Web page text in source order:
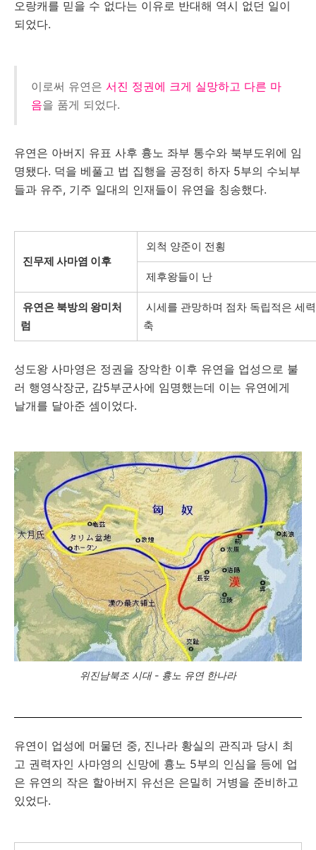
오랑캐를 믿을 수 없다는 이유로 반대해 역시 없던 일이
되었다.
이로써 유연은 서진 정권에 크게 실망하고 다른 마
음을 품게 되었다.
유연은 아버지 유표 사후 흉노 좌부 통수와 북부도위에 임
명됐다. 덕을 베풀고 법 집행을 공정히 하자 5부의 수뇌부
들과 유주, 기주 일대의 인재들이 유연을 칭송했다.
진무제 사마염 이후
외척 양준이 전횡
제후왕들이 난
유연은 북방의 왕미처
럼
시세를 관망하며 점차 독립적은 세
축
성도왕 사마영은 정권을 장악한 이후 유연을 업성으로 불
러 행영삭장군, 감5부군사에 임명했는데 이는 유연에게
날개를 달아준 셈이었다.
위진남북조 시대 - 흉노 유연 한나라
유연이 업성에 머물던 중, 진나라 황실의 관직과 당시 최
고 권력자인 사마영의 신망에 흉노 5부의 인심을 등에 업
은 유연의 작은 할아버지 유선은 은밀히 거병을 준비하고
있었다.